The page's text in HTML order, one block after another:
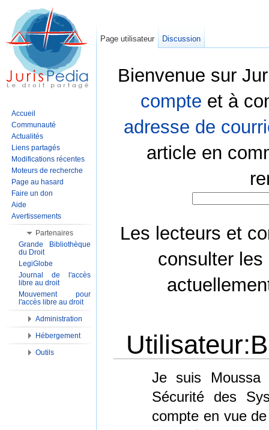
Bienvenue sur
compte et à
adresse de
article en
Les lecteurs et
consulter les
Je suis Moussa
Sécurité des
compte en vue
Page utilisateur Discussion
Accueil
Communauté
Actualités
Liens partagés
Modifications récentes
Moteurs de recherche
Page au hasard
Faire un don
Aide
Avertissements
Partenaires
Grande Bibliothèque
du Droit
LegiGlobe
Journal de l'accès
libre au droit
Mouvement pour
l'accès libre au droit
Administration
Hébergement
Outils